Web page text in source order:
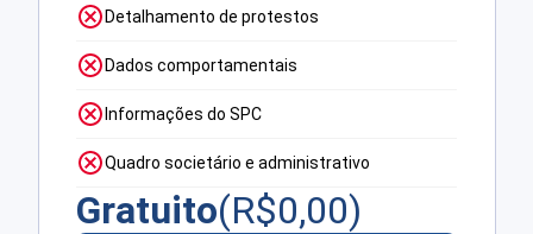
Detalhamento de protestos
Dados comportamentais
Informações do SPC
Quadro societário e administrativo
Gratuito(R$0,00)